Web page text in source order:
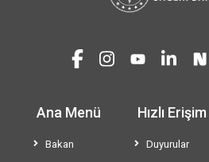
Ana Menü
Bakan
Hızlı Erişim
Duyurular